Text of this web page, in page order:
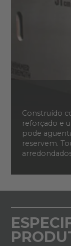
Construído
reforçado e
pode
reservem.